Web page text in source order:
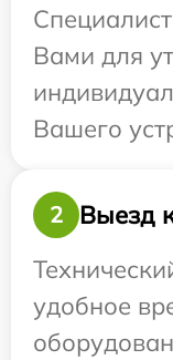
Вами для
Вашего
2
Выезд
удобное